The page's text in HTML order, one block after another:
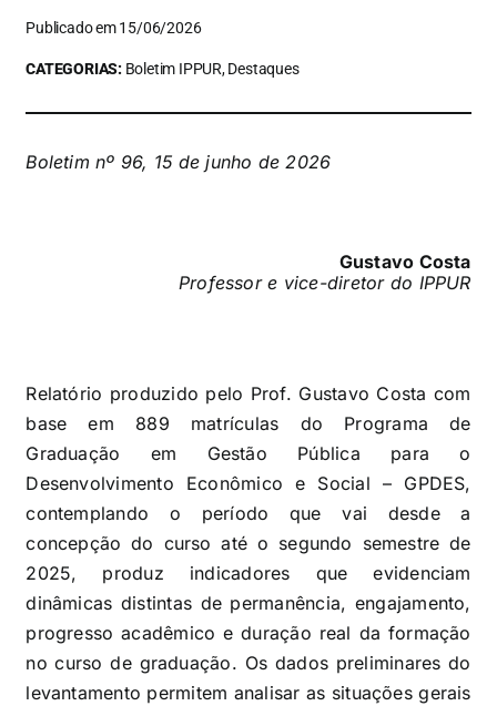
Publicado em 15/06/2026
CATEGORIAS: Boletim IPPUR, Destaques
Boletim nº 96, 15 de junho de 2026
Gustavo Costa
Professor e vice-diretor do IPPUR
Relatório produzido pelo Prof. Gustavo Costa com
base em 889 matrículas do Programa de
Graduação em Gestão Pública para o
Desenvolvimento Econômico e Social – GPDES,
contemplando o período que vai desde a
concepção do curso até o segundo semestre de
2025, produz indicadores que evidenciam
dinâmicas distintas de permanência, engajamento,
progresso acadêmico e duração real da formação
no curso de graduação. Os dados preliminares do
levantamento permitem analisar as situações gerais